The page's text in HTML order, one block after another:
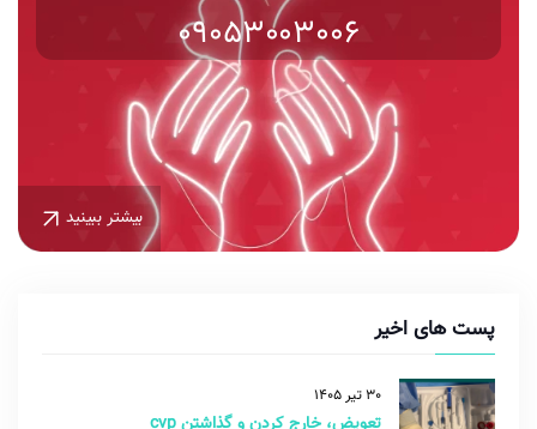
09053003006
بیشتر ببینید
پست های اخیر
30 تیر 1405
تعویض، خارج کردن و گذاشتن cvp